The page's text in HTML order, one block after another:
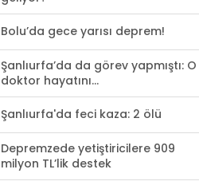
Bolu’da gece yarısı deprem!
Şanlıurfa’da da görev yapmıştı: O
doktor hayatını...
Şanlıurfa'da feci kaza: 2 ölü
Depremzede yetiştiricilere 909
milyon TL’lik destek